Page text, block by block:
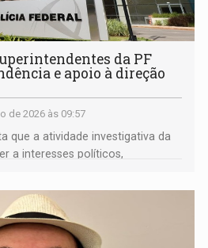
da PF
e apoio à direção
de 2026 às 09:57
que a atividade investigativa da
a interesses políticos,